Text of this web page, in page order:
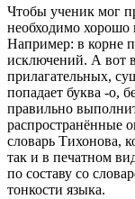
Чтобы ученик мог
необходимо хорошо
Например: в корне
исключений. А вот
прилагательных,
попадает буква -о,
правильно
распространённые
словарь Тихонова,
так и в печатном
по составу со
тонкости языка.